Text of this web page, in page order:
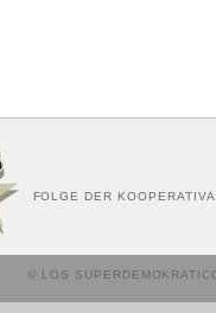
FOLGE DER
© LOS